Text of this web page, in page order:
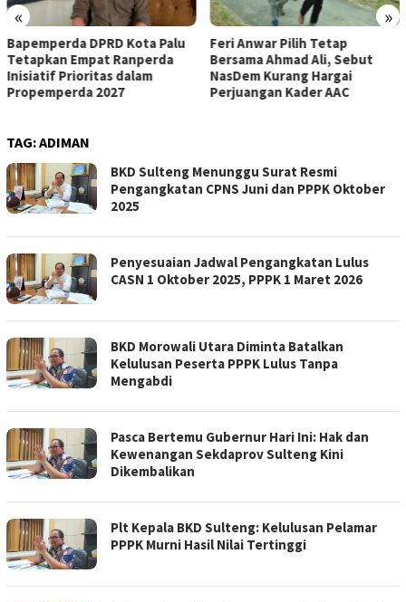
« »
Bapemperda DPRD Kota Palu
Tetapkan Empat Ranperda
Inisiatif Prioritas dalam
Propemperda 2027
Feri Anwar Pilih Tetap
Bersama Ahmad Ali, Sebut
NasDem Kurang Hargai
Perjuangan Kader AAC
TAG:ADIMAN
BKD Sulteng Menunggu Surat Resmi
Pengangkatan CPNS Juni dan PPPK Oktober
2025
Penyesuaian Jadwal Pengangkatan Lulus
CASN 1 Oktober 2025, PPPK 1 Maret 2026
BKD Morowali Utara Diminta Batalkan
Kelulusan Peserta PPPK Lulus Tanpa
Mengabdi
Pasca Bertemu Gubernur Hari Ini: Hak dan
Kewenangan Sekdaprov Sulteng Kini
Dikembalikan
Plt Kepala BKD Sulteng: Kelulusan Pelamar
PPPK Murni Hasil Nilai Tertinggi